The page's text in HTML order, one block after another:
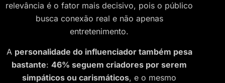
relevância é o fator mais decisivo, pois o público
busca conexão real e não apenas
entretenimento.
A personalidade do influenciador também pesa
bastante: 46% seguem criadores por serem
simpáticos ou carismáticos, e o mesmo